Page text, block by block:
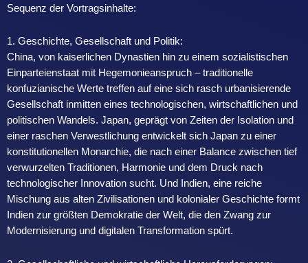
Sequenz der Vortragsinhalte:
1. Geschichte, Gesellschaft und Politik:
China, von kaiserlichen Dynastien hin zu einem sozialistischen
Einparteienstaat mit Hegemonieanspruch – traditionelle
konfuzianische Werte treffen auf eine sich rasch urbanisierende
Gesellschaft inmitten eines technologischen, wirtschaftlichen und
politischen Wandels. Japan, geprägt von Zeiten der Isolation und
einer raschen Verwestlichung entwickelt sich Japan zu einer
konstitutionellen Monarchie, die nach einer Balance zwischen tief
verwurzelten Traditionen, Harmonie und dem Druck nach
technologischer Innovation sucht. Und Indien, eine reiche
Mischung aus alten Zivilisationen und kolonialer Geschichte formt
Indien zur größten Demokratie der Welt, die den Zwang zur
Modernisierung und digitalen Transformation spürt.